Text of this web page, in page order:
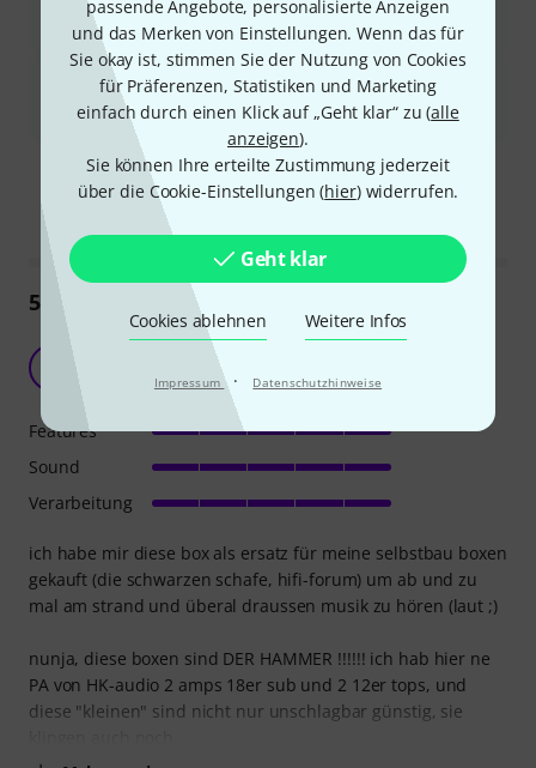
passende Angebote, personalisierte Anzeigen
und das Merken von Einstellungen. Wenn das für
Sie okay ist, stimmen Sie der Nutzung von Cookies
für Präferenzen, Statistiken und Marketing
einfach durch einen Klick auf „Geht klar“ zu (alle
anzeigen).
Sie können Ihre erteilte Zustimmung jederzeit
über die Cookie-Einstellungen (hier) widerrufen.
Geht klar
Cookies ablehnen Weitere Infos
Impressum · Datenschutzhinweise
Die Basswiedergabe kann schwach sein, insbesondere bei
größeren Veranstaltungsorten oder bestimmten Musikgenres.
Einige Nutzer merkten an, dass die hohen Frequenzen zu
dominant oder schrill klingen können und daher oft eine
Entzerrung erforderlich ist.
Ist diese Zusammenfassung hilfreich?
Markieren Sie diese
Markieren Sie diese
59
Deicide 19.07.2013
ich habe mir diese box als ersatz für meine selbstbau boxen
gekauft (die schwarzen schafe, hifi-forum) um ab und zu
mal am strand und überal draussen musik zu hören (laut ;)
nunja, diese boxen sind DER HAMMER !!!!!! ich hab hier ne
PA von HK-audio 2 amps 18er sub und 2 12er tops, und
diese "kleinen" sind nicht nur unschlagbar günstig, sie
Features
Sound
Verarbeitung